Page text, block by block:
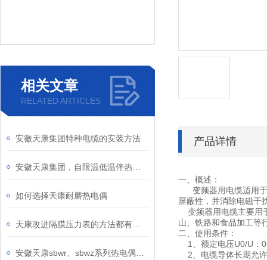
相关文章
RELATED ARTICLES
安徽天康集团特种电缆的安装方法
如何选择天康耐磨热电偶
产品详情
一、概述：
变频器用电缆适用于
屏蔽性，并消除电磁干
变频器用电缆主要用
山、铁路和食品加工等
二、使用条件：
1、额定电压U0/U：
2、电缆导体长期允